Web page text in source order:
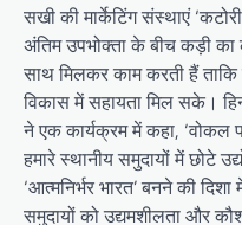
सखी की मार्केटिंग संस्थाएं
अंतिम उपभोक्ता के बीच कड़ी
साथ मिलकर काम करती हैं
विकास में सहायता मिल सके।
ने एक कार्यक्रम में कहा, ‘वोकल
हमारे स्थानीय समुदायों में छोटे
‘आत्मनिर्भर भारत’ बनने की
समुदायों को उद्यमशीलता और